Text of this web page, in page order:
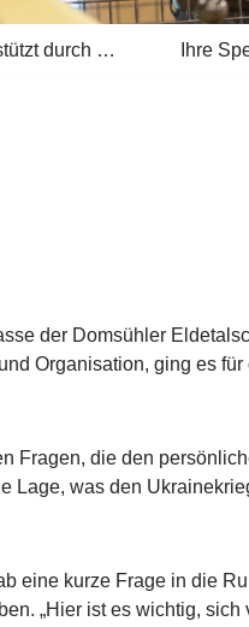
durch … Ihre
der Domsühler
Organisation, ging es
Fragen, die den
Lage, was den
eine kurze Frage in die
„Hier ist es wichtig, sich